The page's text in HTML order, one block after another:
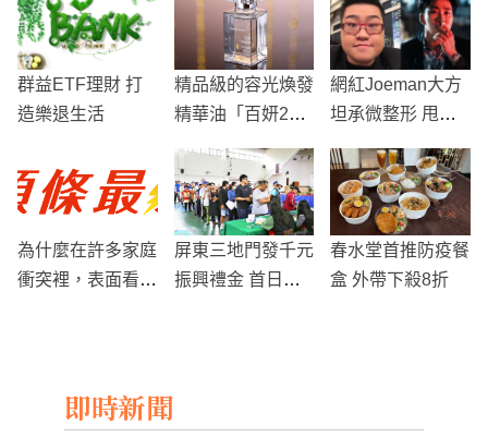
群益ETF理財 打
造樂退生活
精品級的容光煥發
精華油「百妍24K
露」
網紅Joeman大方
坦承微整形 甩肉2
友瘋狂
為什麼在許多家庭
衝突裡，表面看起
騙、第三者與雙重
生活？
屏東三地門發千元
振興禮金 首日已
春水堂首推防疫餐
盒 外帶下殺8折
即時新聞